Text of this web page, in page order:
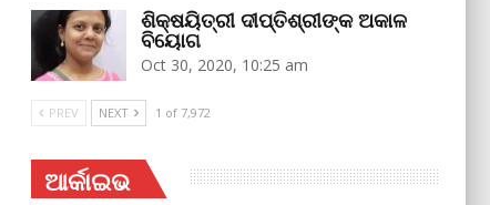
ଶିକ୍ଷୟିତ୍ରୀ ଦୀପ୍ତିଶ୍ରୀଙ୍କ ଅକାଳ
ବିୟୋଗ
Oct 30, 2020, 10:25 am
PREV NEXT 1 of 7,972
ଆର୍କାଇଭ